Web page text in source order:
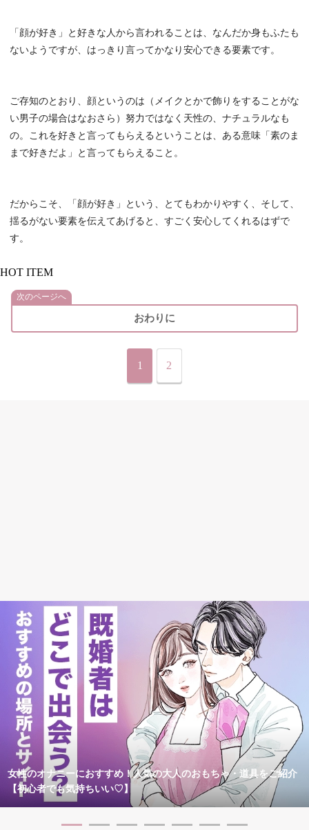
「顔が好き」と好きな人から言われることは、なんだか身もふたも
ないようですが、はっきり言ってかなり安心できる要素です。
ご存知のとおり、顔というのは（メイクとかで飾りをすることがな
い男子の場合はなおさら）努力ではなく天性の、ナチュラルなも
の。これを好きと言ってもらえるということは、ある意味「素のま
まで好きだよ」と言ってもらえること。
だからこそ、「顔が好き」という、とてもわかりやすく、そして、
揺るがない要素を伝えてあげると、すごく安心してくれるはずで
す。
HOT ITEM
次のページへ
おわりに
1 2
女性のオナニーにおすすめ！人気の大人のおもちゃ・道具をご紹介
【初心者でも気持ちいい♡】